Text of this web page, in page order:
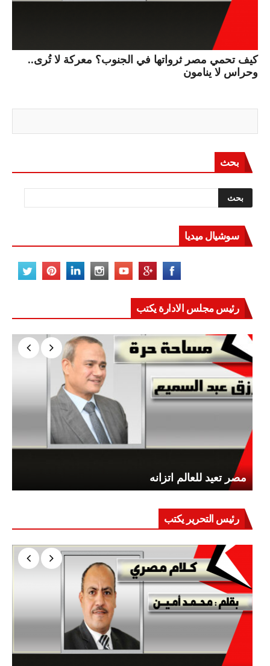
كيف تحمي مصر ثرواتها في الجنوب؟ معركة لا تُرى..
وحراس لا ينامون
بحث
سوشيال ميديا
رئيس مجلس الادارة يكتب
مصر تعيد للعالم اتزانه
رئيس التحرير يكتب